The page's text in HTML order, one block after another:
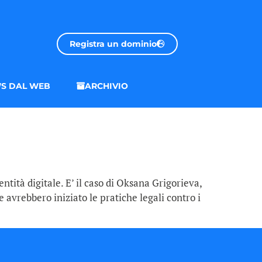
Registra un dominio
DAL WEB ARCHIVIO
digitale. E’ il caso di Oksana Grigorieva,
avrebbero iniziato le pratiche legali contro i